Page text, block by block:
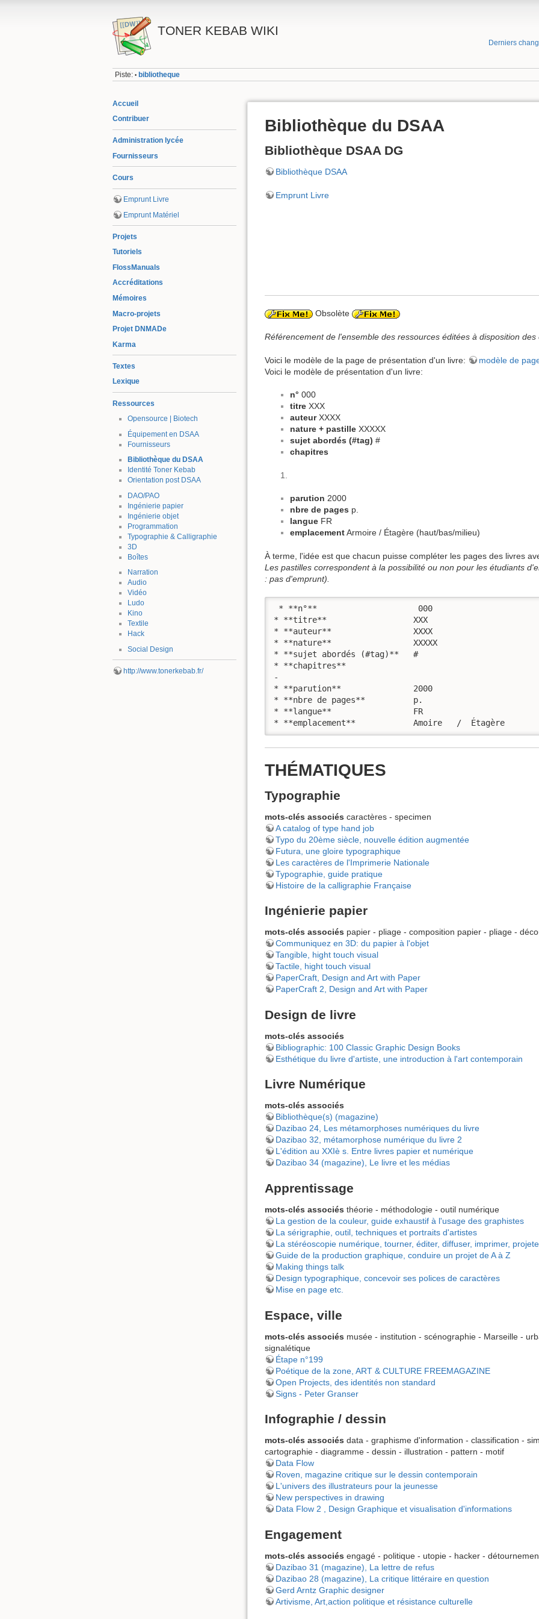
TONER KEBAB WIKI
Derniers
Piste: • bibliotheque
Accueil
Contribuer
Administration lycée
Fournisseurs
Cours
Emprunt Livre
Emprunt Matériel
Projets
Tutoriels
FlossManuals
Accréditations
Mémoires
Macro-projets
Projet DNMADe
Karma
Textes
Lexique
Ressources
Opensource | Biotech
Équipement en DSAA
Fournisseurs
Bibliothèque du DSAA
Identité Toner Kebab
Orientation post DSAA
DAO/PAO
Ingénierie papier
Ingénierie objet
Programmation
Typographie & Calligraphie
3D
Boîtes
Narration
Audio
Vidéo
Ludo
Kino
Textile
Hack
Social Design
http://www.tonerkebab.fr/
Bibliothèque du DSAA
Bibliothèque DSAA DG
Bibliothèque DSAA
Emprunt Livre
Obsolète
Référencement de l'ensemble des ressources éditées à disposition des
Voici le modèle de la page de présentation d'un livre:
modèle de
Voici le modèle de présentation d'un livre:
n° 000
titre XXX
auteurXXXX
nature + pastille XXXXX
sujet abordés (#tag) #
chapitres
parution 2000
nbre de pages p.
langue FR
emplacementArmoire / Étagère (haut/bas/milieu)
À terme, l'idée est que chacun puisse compléter les pages des livres
Les pastilles correspondent à la possibilité ou non pour les étudiants
: pas d'emprunt).
* **n°**                     000
* **titre**                  XXX
* **auteur**                 XXXX
* **nature**                 XXXXX
* **sujet abordés (#tag)**   #
* **chapitres**
-
* **parution**               2000
* **nbre de pages**          p.
* **langue**                 FR
* **emplacement**            Amoire   /  Étagère
THÉMATIQUES
Typographie
mots-clés associés caractères - specimen
A catalog of type hand job
Typo du 20ème siècle, nouvelle édition augmentée
Futura, une gloire typographique
Les caractères de l'Imprimerie Nationale
Typographie, guide pratique
Histoire de la calligraphie Française
Ingénierie papier
mots-clés associés papier - pliage - composition papier - pliage -
Communiquez en 3D: du papier à l'objet
Tangible, hight touch visual
Tactile, hight touch visual
PaperCraft, Design and Art with Paper
PaperCraft 2, Design and Art with Paper
Design de livre
mots-clés associés
Bibliographic: 100 Classic Graphic Design Books
Esthétique du livre d'artiste, une introduction à l'art contemporain
Livre Numérique
mots-clés associés
Bibliothèque(s) (magazine)
Dazibao 24, Les métamorphoses numériques du livre
Dazibao 32, métamorphose numérique du livre 2
L'édition au XXIè s. Entre livres papier et numérique
Dazibao 34 (magazine), Le livre et les médias
Apprentissage
mots-clés associés théorie - méthodologie - outil numérique
La gestion de la couleur, guide exhaustif à l'usage des graphistes
La sérigraphie, outil, techniques et portraits d'artistes
La stéréoscopie numérique, tourner, éditer, diffuser, imprimer,
Guide de la production graphique, conduire un projet de A à Z
Making things talk
Design typographique, concevoir ses polices de caractères
Mise en page etc.
Espace, ville
mots-clés associés musée - institution - scénographie - Marseille -
signalétique
Étape n°199
Poétique de la zone, ART & CULTURE FREEMAGAZINE
Open Projects, des identités non standard
Signs - Peter Granser
Infographie / dessin
mots-clés associés data - graphisme d'information - classification -
cartographie - diagramme - dessin - illustration - pattern - motif
Data Flow
Roven, magazine critique sur le dessin contemporain
L'univers des illustrateurs pour la jeunesse
New perspectives in drawing
Data Flow 2 , Design Graphique et visualisation d'informations
Engagement
mots-clés associés engagé - politique - utopie - hacker -
Dazibao 31 (magazine), La lettre de refus
Dazibao 28 (magazine), La critique littéraire en question
Gerd Arntz Graphic designer
Artivisme, Art,action politique et résistance culturelle